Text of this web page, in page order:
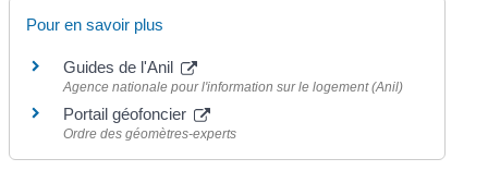
Pour en savoir plus
Guides de l'Anil
Agence nationale pour l'information sur le logement (Anil)
Portail géofoncier
Ordre des géomètres-experts